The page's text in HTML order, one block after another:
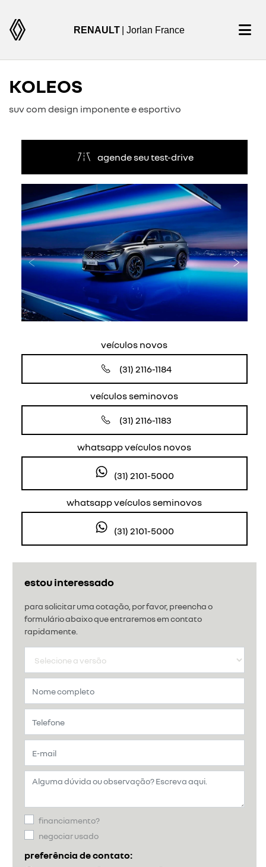
RENAULT | Jorlan France
KOLEOS
suv com design imponente e esportivo
agende seu test-drive
estou interessado
para solicitar uma cotação, por favor, preencha o
formulário abaixo que entraremos em contato
rapidamente.
financiamento?
negociar usado
preferência de contato:
Anterior
veículos novos
(31) 2116-1184
veículos seminovos
(31) 2116-1183
whatsapp veículos novos
(31) 2101-5000
whatsapp veículos seminovos
(31) 2101-5000